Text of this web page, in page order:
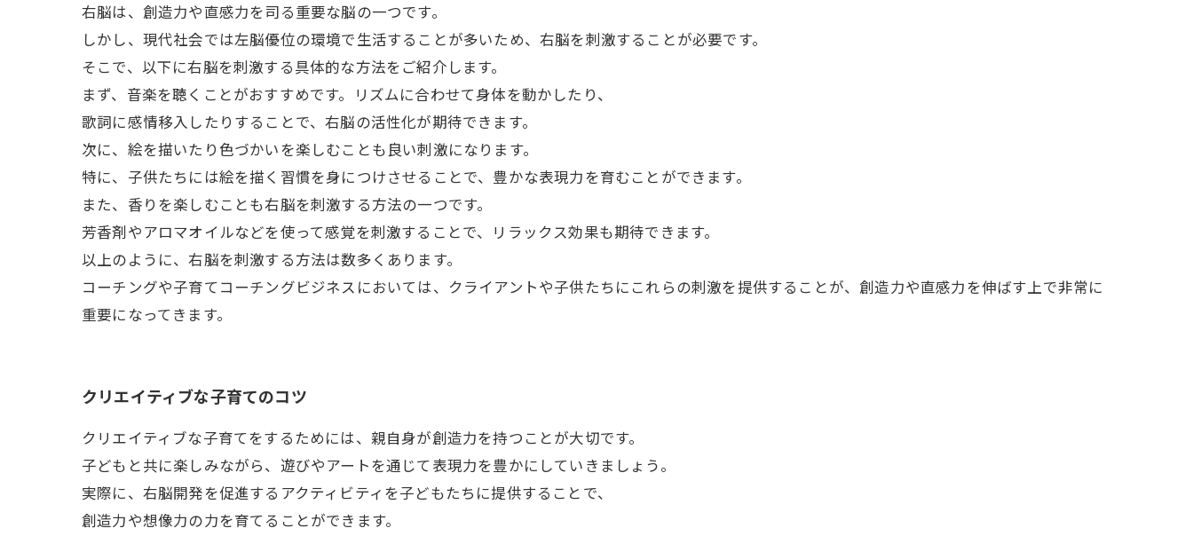
右脳は、創造力や直感力を司る重要な脳の一つです。
しかし、現代社会では左脳優位の環境で生活することが多いため、右脳を刺激することが必要です。
そこで、以下に右脳を刺激する具体的な方法をご紹介します。
まず、音楽を聴くことがおすすめです。リズムに合わせて身体を動かしたり、
歌詞に感情移入したりすることで、右脳の活性化が期待できます。
次に、絵を描いたり色づかいを楽しむことも良い刺激になります。
特に、子供たちには絵を描く習慣を身につけさせることで、豊かな表現力を育むことができます。
また、香りを楽しむことも右脳を刺激する方法の一つです。
芳香剤やアロマオイルなどを使って感覚を刺激することで、リラックス効果も期待できます。
以上のように、右脳を刺激する方法は数多くあります。
コーチングや子育てコーチングビジネスにおいては、クライアントや子供たちにこれらの刺激を提供することが、創造力や直感力を伸ばす上で非常に
重要になってきます。
クリエイティブな子育てのコツ
クリエイティブな子育てをするためには、親自身が創造力を持つことが大切です。
子どもと共に楽しみながら、遊びやアートを通じて表現力を豊かにしていきましょう。
実際に、右脳開発を促進するアクティビティを子どもたちに提供することで、
創造力や想像力の力を育てることができます。